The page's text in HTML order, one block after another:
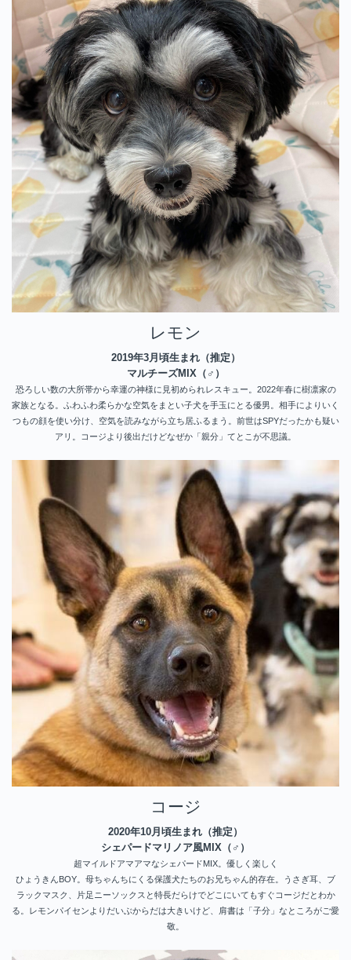
レモン
2019年3月頃生まれ（推定）
マルチーズMIX（♂）
恐ろしい数の大所帯から幸運の神様に見初められレスキュー。2022年春に樹凛家の
家族となる。ふわふわ柔らかな空気をまとい子犬を手玉にとる優男。相手によりいく
つもの顔を使い分け、空気を読みながら立ち居ふるまう。前世はSPYだったかも疑い
アリ。コージより後出だけどなぜか「親分」てとこが不思議。
コージ
2020年10月頃生まれ（推定）
シェパードマリノア風MIX（♂）
超マイルドアマアマなシェパードMIX。優しく楽しく
ひょうきんBOY。母ちゃんちにくる保護犬たちのお兄ちゃん的存在。うさぎ耳、ブ
ラックマスク、片足ニーソックスと特長だらけでどこにいてもすぐコージだとわか
る。 レモンパイセンよりだいぶからだは大きいけど、肩書は「子分」なところがご愛
敬。